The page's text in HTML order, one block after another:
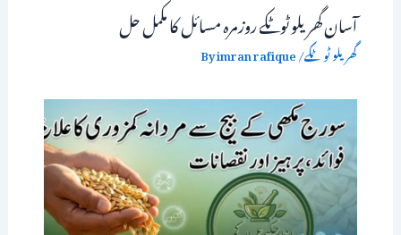
آسان گھریلو ٹوٹکے روزمرہ مسائل کا مکمل حل
گھریلو ٹوٹکے/ By
imran rafique